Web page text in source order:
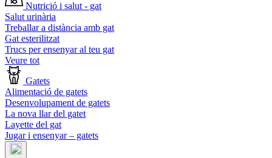
Nutrició i salut - gat
Salut urinària
Treballar a distància amb gat
Gat esterilitzat
Trucs per ensenyar al teu gat
Veure tot
Gatets
Alimentació de gatets
Desenvolupament de gatets
La nova llar del gatet
Layette del gat
Jugar i ensenyar – gatets